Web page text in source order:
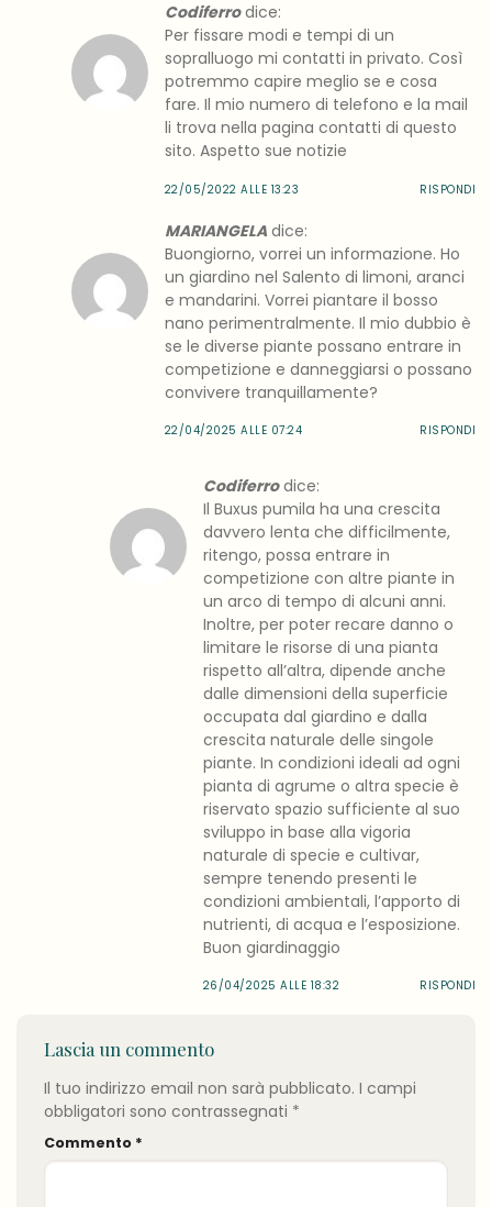
Codiferro dice:
Per fissare modi e tempi di un
sopralluogo mi contatti in privato. Così
potremmo capire meglio se e cosa
fare. Il mio numero di telefono e la mail
li trova nella pagina contatti di questo
sito. Aspetto sue notizie
22/05/2022 ALLE 13:23 RISPONDI
MARIANGELA dice:
Buongiorno, vorrei un informazione. Ho
un giardino nel Salento di limoni, aranci
e mandarini. Vorrei piantare il bosso
nano perimentralmente. Il mio dubbio è
se le diverse piante possano entrare in
competizione e danneggiarsi o possano
convivere tranquillamente?
22/04/2025 ALLE 07:24 RISPONDI
Codiferro dice:
Il Buxus pumila ha una crescita
davvero lenta che difficilmente,
ritengo, possa entrare in
competizione con altre piante in
un arco di tempo di alcuni anni.
Inoltre, per poter recare danno o
limitare le risorse di una pianta
rispetto all’altra, dipende anche
dalle dimensioni della superficie
occupata dal giardino e dalla
crescita naturale delle singole
piante. In condizioni ideali ad ogni
pianta di agrume o altra specie è
riservato spazio sufficiente al suo
sviluppo in base alla vigoria
naturale di specie e cultivar,
sempre tenendo presenti le
condizioni ambientali, l’apporto di
nutrienti, di acqua e l’esposizione.
Buon giardinaggio
26/04/2025 ALLE 18:32 RISPONDI
Lascia un commento
Il tuo indirizzo email non sarà pubblicato. I campi
obbligatori sono contrassegnati *
Commento *